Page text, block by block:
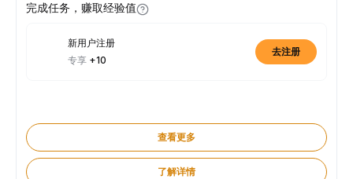
完成任务，赚取经验值
新用户注册
专享 +10
去注册
查看更多
了解详情